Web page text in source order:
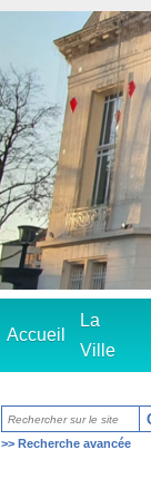
Accueil
La
Ville
>> Recherche avancée